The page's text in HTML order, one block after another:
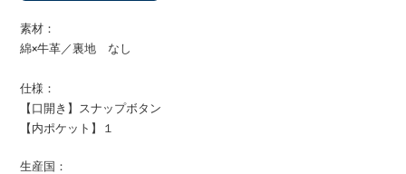
素材：
綿×牛革／裏地 なし
仕様：
【口開き】スナップボタン
【内ポケット】１
生産国：